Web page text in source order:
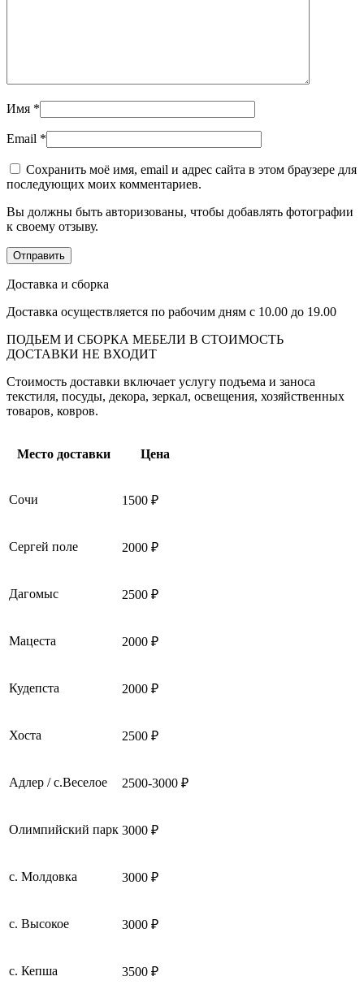
Имя *
Email *
Сохранить моё имя, email и адрес сайта в этом браузере для
последующих моих комментариев.
Вы должны быть авторизованы, чтобы добавлять фотографии
к своему отзыву.
Доставка и сборка
Доставка осуществляется по рабочим дням с 10.00 до 19.00
ПОДЬЕМ И СБОРКА МЕБЕЛИ В СТОИМОСТЬ
ДОСТАВКИ НЕ ВХОДИТ
Стоимость доставки включает услугу подъема и заноса
текстиля, посуды, декора, зеркал, освещения, хозяйственных
товаров, ковров.
Место доставки Цена
Сочи 1500 ₽
Сергей поле 2000 ₽
Дагомыс 2500 ₽
Мацеста 2000 ₽
Кудепста 2000 ₽
Хоста 2500 ₽
Адлер / с.Веселое 2500-3000 ₽
Олимпийский парк 3000 ₽
с. Молдовка 3000 ₽
с. Высокое 3000 ₽
с. Кепша 3500 ₽